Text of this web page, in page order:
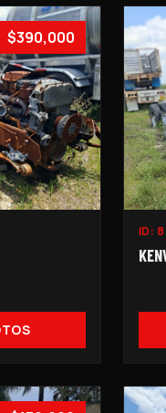
$390,000
ID: